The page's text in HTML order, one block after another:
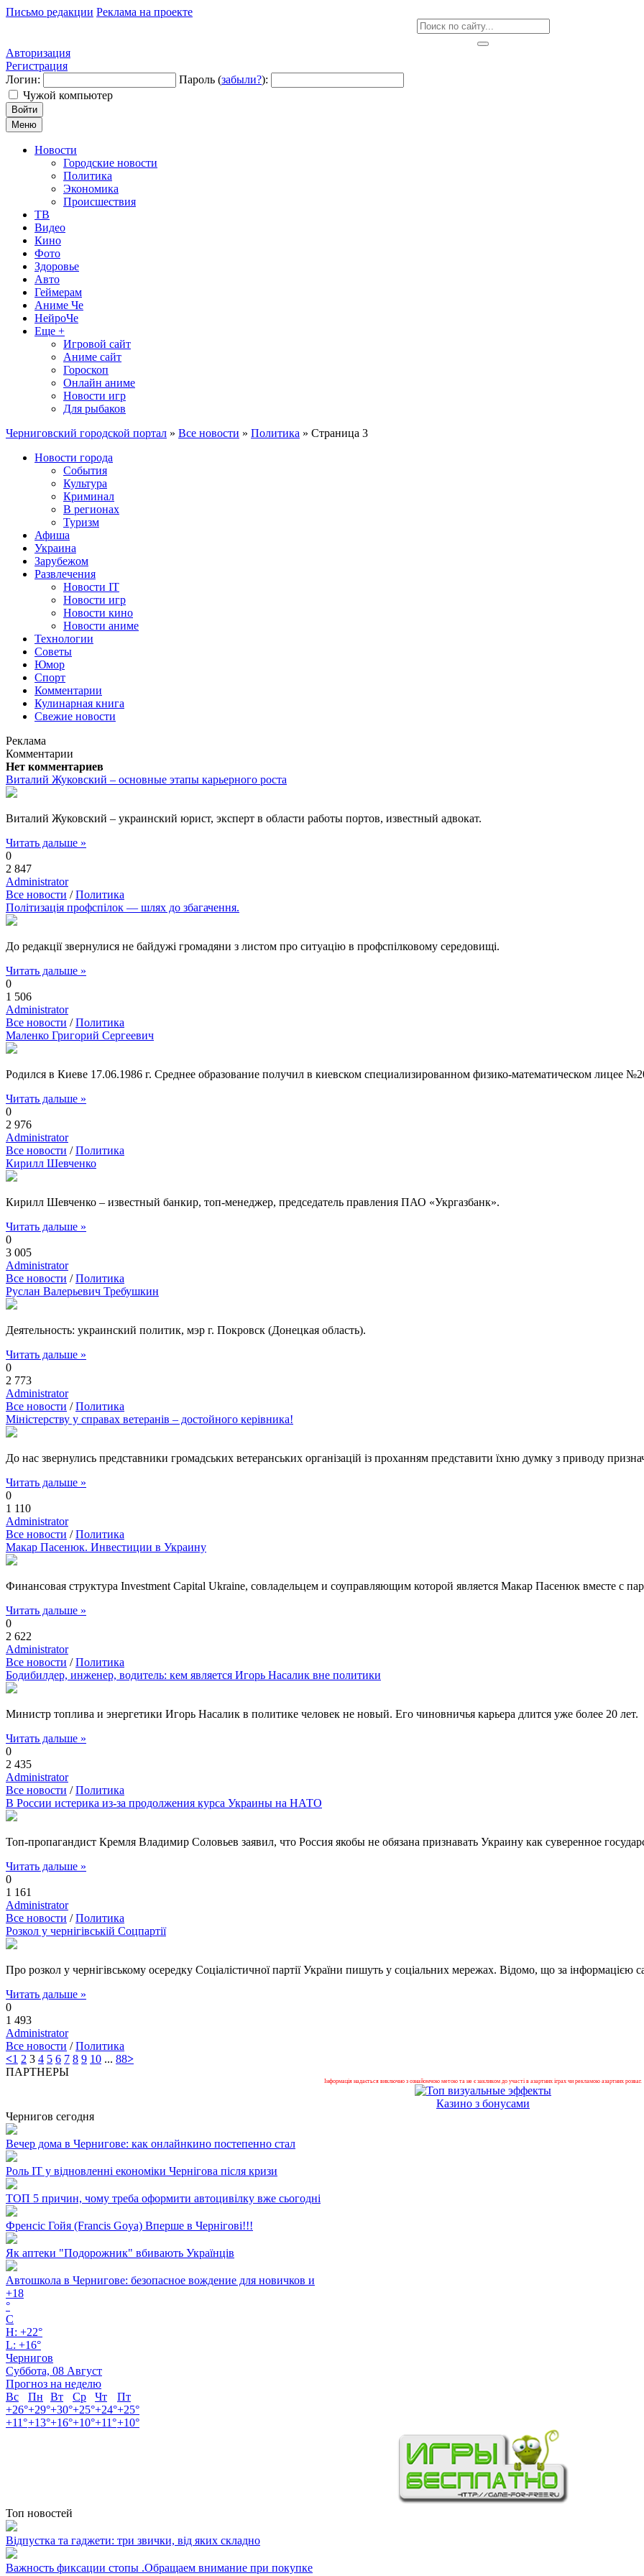
Письмо редакции Реклама на проекте
Авторизация
Регистрация
Логин:
Пароль (забыли?):
Чужой компьютер
Войти
Меню
Новости
Городские новости
Политика
Экономика
Происшествия
ТВ
Видео
Кино
Фото
Здоровье
Авто
Геймерам
Аниме Че
НейроЧе
Еще +
Игровой сайт
Аниме сайт
Гороскоп
Онлайн аниме
Новости игр
Для рыбаков
Черниговский городской портал » Все новости » Политика » Страница 3
Новости города
События
Культура
Криминал
В регионах
Туризм
Афиша
Украина
Зарубежом
Развлечения
Новости IT
Новости игр
Новости кино
Новости аниме
Технологии
Советы
Юмор
Спорт
Комментарии
Кулинарная книга
Свежие новости
Реклама
Комментарии
Нет комментариев
Виталий Жуковский – основные этапы карьерного роста
Виталий Жуковский – украинский юрист, эксперт в области работы портов, известный адвокат.
Читать дальше »
0
2 847
Administrator
Все новости /Политика
Політизація профспілок — шлях до збагачення.
До редакції звернулися не байдужі громадяни з листом про ситуацію в профспілковому середовищі.
Читать дальше »
0
1 506
Administrator
Все новости /Политика
Маленко Григорий Сергеевич
Родился в Киеве 17.06.1986 г. Среднее образование получил в киевском специализированном физико-математическом лицее
Читать дальше »
0
2 976
Administrator
Все новости /Политика
Кирилл Шевченко
Кирилл Шевченко – известный банкир, топ-менеджер, председатель правления ПАО «Укргазбанк».
Читать дальше »
0
3 005
Administrator
Все новости /Политика
Руслан Валерьевич Требушкин
Деятельность: украинский политик, мэр г. Покровск (Донецкая область).
Читать дальше »
0
2 773
Administrator
Все новости /Политика
Міністерству у справах ветеранів – достойного керівника!
До нас звернулись представники громадських ветеранських організацій із проханням представити їхню думку з приводу
Читать дальше »
0
1 110
Administrator
Все новости /Политика
Макар Пасенюк. Инвестиции в Украину
Финансовая структура Investment Capital Ukraine, совладельцем и соуправляющим которой является Макар Пасенюк вместе с
Читать дальше »
0
2 622
Administrator
Все новости /Политика
Бодибилдер, инженер, водитель: кем является Игорь Насалик вне политики
Министр топлива и энергетики Игорь Насалик в политике человек не новый. Его чиновничья карьера длится уже более 20 лет.
Читать дальше »
0
2 435
Administrator
Все новости /Политика
В России истерика из-за продолжения курса Украины на НАТО
Топ-пропагандист Кремля Владимир Соловьев заявил, что Россия якобы не обязана признавать Украину как суверенное
Читать дальше »
0
1 161
Administrator
Все новости /Политика
Розкол у чернігівській Соцпартії
Про розкол у чернігівському осередку Соціалістичної партії України пишуть у соціальних мережах. Відомо, що за інформацією
Читать дальше »
0
1 493
Administrator
Все новости /Политика
<1 2 3 4 5 6 7 8 9 10 ... 88>
ПАРТНЕРЫ
Інформація надається виключно з ознайомчою метою та не є закликом до участі в азартних іграх чи рекламою азартних розваг.
Казино з бонусами
Чернигов сегодня
Вечер дома в Чернигове: как онлайнкино постепенно стал
Роль ІТ у відновленні економіки Чернігова після кризи
ТОП 5 причин, чому треба оформити автоцивілку вже сьогодні
Френсіс Гойя (Francis Goya) Вперше в Чернігові!!!
Як аптеки "Подорожник" вбивають Українців
Автошкола в Чернигове: безопасное вождение для новичков и
+18
°
C
H: +22°
L: +16°
Чернигов
Суббота, 08 Август
Прогноз на неделю
Вс
Пн Вт Ср Чт
Пт
+26°+29°+30°+25°+24°+25°
+11°+13°+16°+10°+11°+10°
Топ новостей
Відпустка та гаджети: три звички, від яких складно
Важность фиксации стопы .Обращаем внимание при покупке